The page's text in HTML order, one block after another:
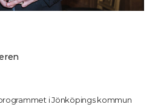
i Jönköpings kommun